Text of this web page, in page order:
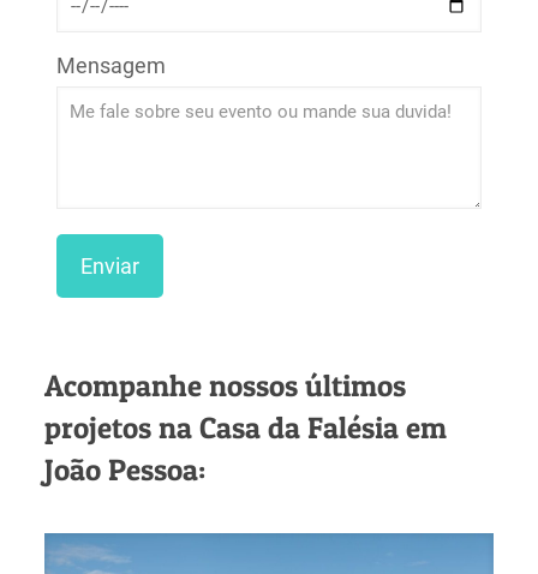
Mensagem
Acompanhe nossos últimos
projetos na Casa da Falésia em
João Pessoa: